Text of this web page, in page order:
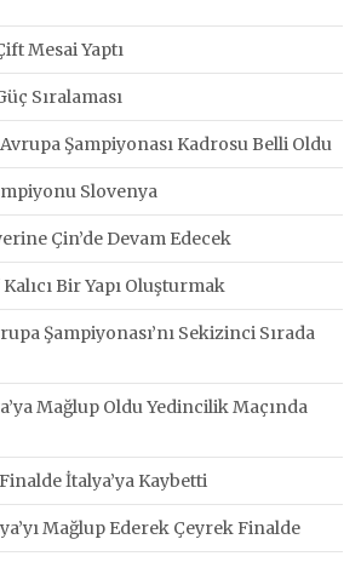
Mesai Yaptı
Sıralaması
Şampiyonası Kadrosu Belli Oldu
Slovenya
Çin’de Devam Edecek
Bir Yapı Oluşturmak
Şampiyonası’nı Sekizinci Sırada
Mağlup Oldu Yedincilik Maçında
İtalya’ya Kaybetti
Mağlup Ederek Çeyrek Finalde